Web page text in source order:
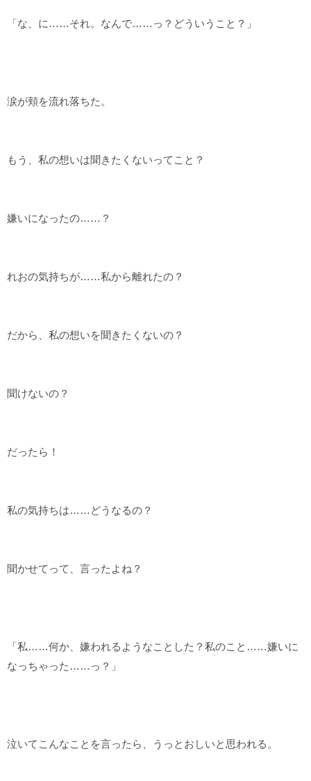
「な、に……それ。なんで……っ？どういうこと？」
涙が頬を流れ落ちた。
もう、私の想いは聞きたくないってこと？
嫌いになったの……？
れおの気持ちが……私から離れたの？
だから、私の想いを聞きたくないの？
聞けないの？
だったら！
私の気持ちは……どうなるの？
聞かせてって、言ったよね？
「私……何か、嫌われるようなことした？私のこと……嫌いに
なっちゃった……っ？」
泣いてこんなことを言ったら、うっとおしいと思われる。